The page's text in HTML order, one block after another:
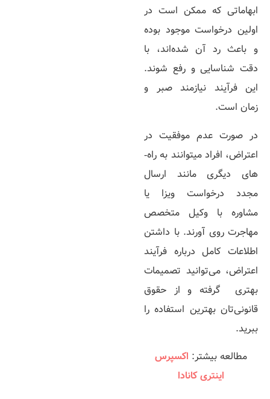
ابهاماتی که ممکن است در
اولین درخواست موجود بوده
و باعث رد آن شده‌­اند، با
دقت شناسایی و رفع شوند.
این فرآیند نیازمند صبر و
زمان است.
در صورت عدم موفقیت در
اعتراض، افراد می­توانند به راه‌­
های دیگری مانند ارسال
مجدد درخواست ویزا یا
مشاوره با وکیل متخصص
مهاجرت روی آورند. با داشتن
اطلاعات کامل درباره فرآیند
اعتراض، می‌توانید تصمیمات
بهتری گرفته و از حقوق
قانونی­‌تان بهترین استفاده را
ببرید.
مطالعه بیشتر: اکسپرس
اینتری کانادا